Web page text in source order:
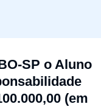
SP o Aluno
(em